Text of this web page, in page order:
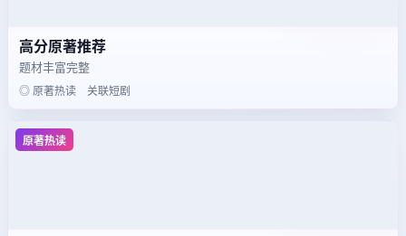
高分原著推荐
题材丰富完整
◎ 原著热读 关联短剧
原著热读